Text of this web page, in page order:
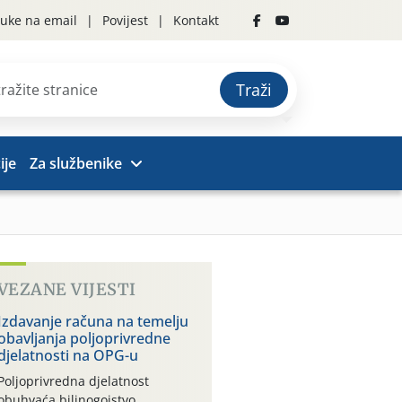
na email Povijest Kontakt
Traži
Za službenike
VIJESTI
računa na temelju
poljoprivredne
na OPG-u
djelatnost